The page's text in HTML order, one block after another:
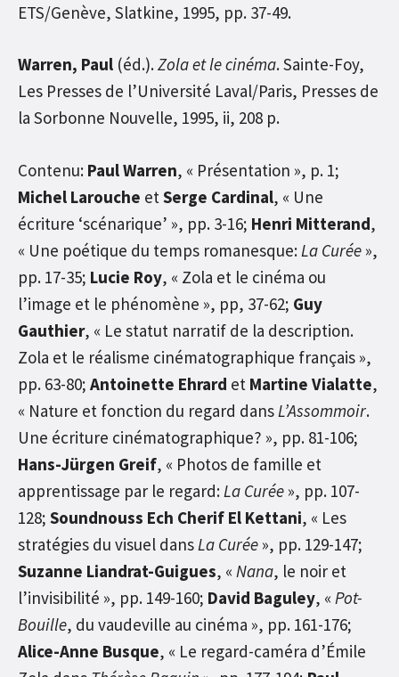
ETS/Genève, Slatkine, 1995, pp. 37-49.
Warren, Paul (éd.).Zola et le cinéma. Sainte-Foy,
Les Presses de l’Université Laval/Paris, Presses de
la Sorbonne Nouvelle, 1995, ii, 208 p.
Contenu: Paul Warren, « Présentation », p. 1;
Michel Larouche et Serge Cardinal, « Une
écriture ‘scénarique’ », pp. 3-16; Henri Mitterand,
« Une poétique du temps romanesque: La Curée »,
pp. 17-35; Lucie Roy, « Zola et le cinéma ou
l’image et le phénomène », pp, 37-62; Guy
Gauthier, « Le statut narratif de la description.
Zola et le réalisme cinématographique français »,
pp. 63-80; Antoinette Ehrard et Martine Vialatte,
« Nature et fonction du regard dans L’Assommoir.
Une écriture cinématographique? », pp. 81-106;
Hans-Jürgen Greif, « Photos de famille et
apprentissage par le regard: La Curée », pp. 107-
128; Soundnouss Ech Cherif El Kettani, « Les
stratégies du visuel dans La Curée », pp. 129-147;
Suzanne Liandrat-Guigues, « Nana, le noir et
l’invisibilité », pp. 149-160; David Baguley, « Pot-
Bouille, du vaudeville au cinéma », pp. 161-176;
Alice-Anne Busque, « Le regard-caméra d’Émile